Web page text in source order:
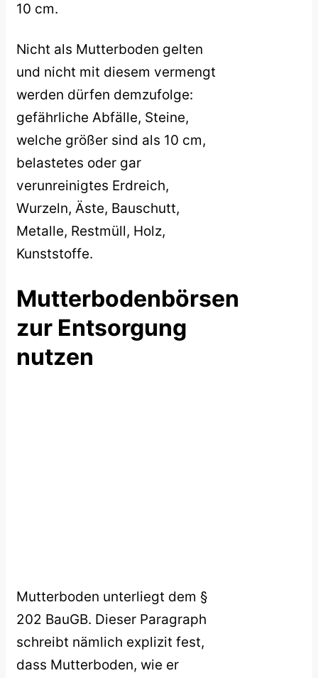
10 cm.
Nicht als Mutterboden gelten
und nicht mit diesem vermengt
werden dürfen demzufolge:
gefährliche Abfälle, Steine,
welche größer sind als 10 cm,
belastetes oder gar
verunreinigtes Erdreich,
Wurzeln, Äste, Bauschutt,
Metalle, Restmüll, Holz,
Kunststoffe.
Mutterbodenbörsen
zur Entsorgung
nutzen
Mutterboden unterliegt dem §
202 BauGB. Dieser Paragraph
schreibt nämlich explizit fest,
dass Mutterboden, wie er